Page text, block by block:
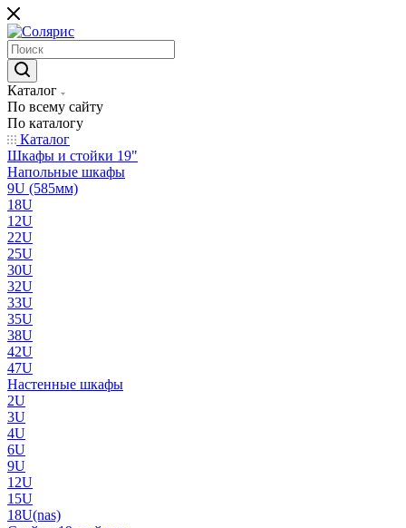
Каталог
По всему сайту
По каталогу
Каталог
Шкафы и стойки 19"
Напольные шкафы
9U (585мм)
18U
12U
22U
25U
30U
32U
33U
35U
38U
42U
47U
Настенные шкафы
2U
3U
4U
6U
9U
12U
15U
18U(nas)